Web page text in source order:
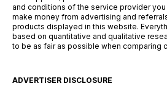
and conditions of the service provider you
make money from advertising and
products displayed in this website.
based on quantitative and qualitative
to be as fair as possible when comparing
ADVERTISER DISCLOSURE